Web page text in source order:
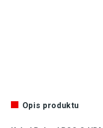
Opis produktu